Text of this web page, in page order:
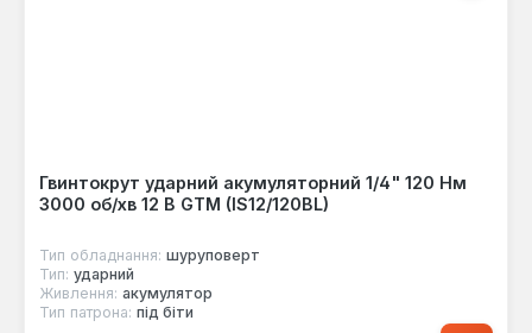
Гвинтокрут ударний акумуляторний 1/4" 120 Нм
3000 об/хв 12 В GTM (IS12/120BL)
Тип обладнання: шуруповерт
Тип: ударний
Живлення: акумулятор
Тип патрона: під біти